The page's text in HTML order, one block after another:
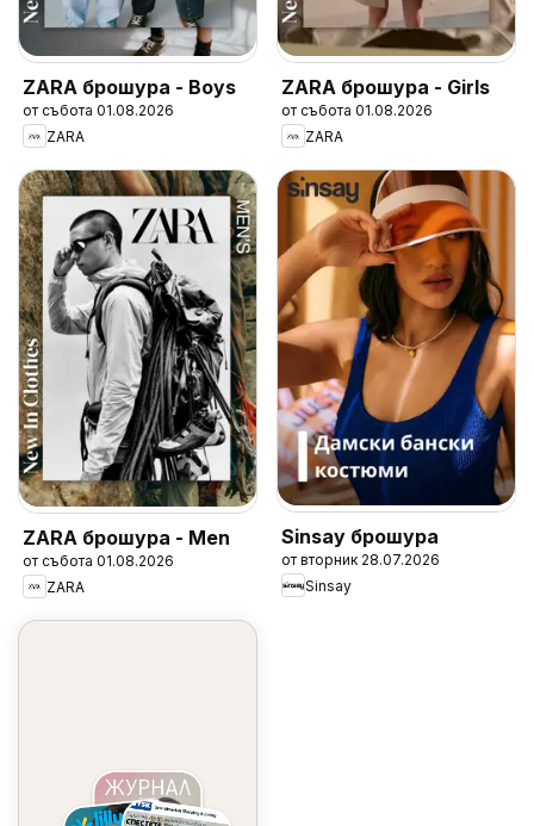
ZARA брошура - Boys
от събота 01.08.2026
ZARA
ZARA брошура - Girls
от събота 01.08.2026
ZARA
ZARA брошура - Men
от събота 01.08.2026
ZARA
Sinsay брошура
от вторник 28.07.2026
Sinsay